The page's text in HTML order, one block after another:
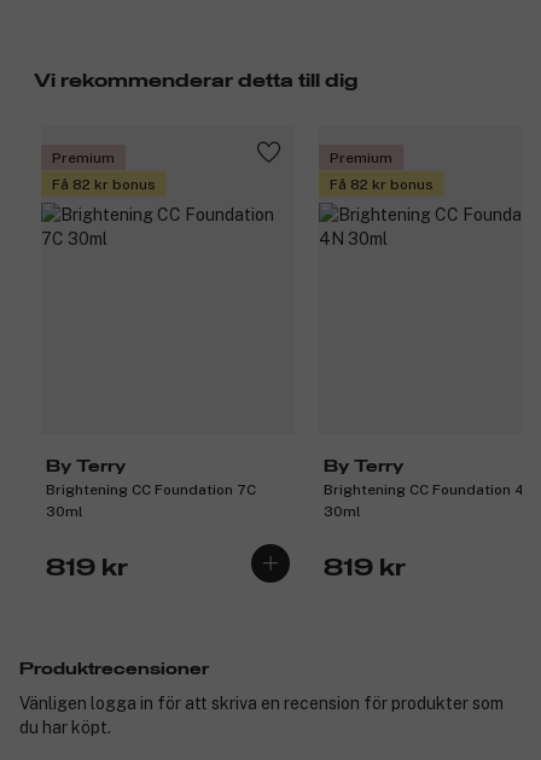
Vi rekommenderar detta till dig
Premium
Få 82 kr bonus
By Terry
Brightening CC Foundation 7C
30ml
819 kr
Premium
Få 82 kr bonus
By Terry
Brightening CC Foundation 4N
30ml
819 kr
Produktrecensioner
Vänligen logga in för att skriva en recension för produkter som
du har köpt.